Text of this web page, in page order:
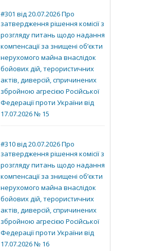
#301 від 20.07.2026 Про
затвердження рішення комісії з
розгляду питань щодо надання
компенсації за знищені об’єкти
нерухомого майна внаслідок
бойових дій, терористичних
актів, диверсій, спричинених
збройною агресією Російської
Федерації проти України від
17.07.2026 № 15
#310 від 20.07.2026 Про
затвердження рішення комісії з
розгляду питань щодо надання
компенсації за знищені об’єкти
нерухомого майна внаслідок
бойових дій, терористичних
актів, диверсій, спричинених
збройною агресією Російської
Федерації проти України від
17.07.2026 № 16